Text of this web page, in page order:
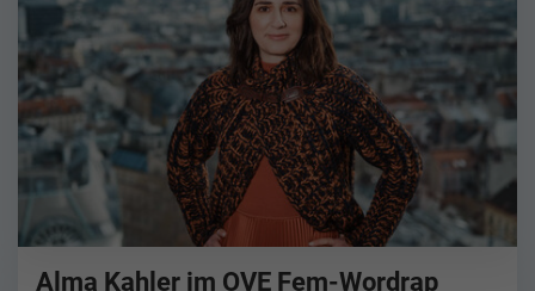
Alma Kahler im OVE Fem-Wordrap